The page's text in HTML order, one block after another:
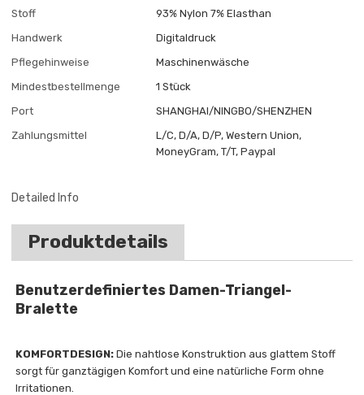
Stoff
93% Nylon 7% Elasthan
Handwerk
Digitaldruck
Pflegehinweise
Maschinenwäsche
Mindestbestellmenge
1 Stück
Port
SHANGHAI/NINGBO/SHENZHEN
Zahlungsmittel
L/C, D/A, D/P, Western Union,
MoneyGram, T/T, Paypal
Detailed Info
Produktdetails
Benutzerdefiniertes Damen-Triangel-
Bralette
KOMFORTDESIGN:Die nahtlose Konstruktion aus glattem Stoff
sorgt für ganztägigen Komfort und eine natürliche Form ohne
Irritationen.